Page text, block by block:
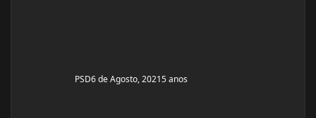
PSD6 de Agosto, 20215 anos